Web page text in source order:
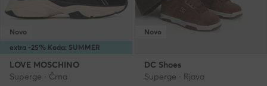
extra -25% Koda: SUMMER
Novo
LOVE MOSCHINO
Superge · Črna
Novo
DC Shoes
Superge · Rjava